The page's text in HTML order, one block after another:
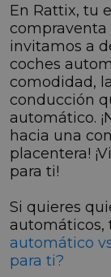
En Rattix, tu
compraventa
invitamos a
coches
comodidad,
conducción
automático.
hacia una
placentera!
para ti!
Si quieres
automáticos,
automático
para ti?